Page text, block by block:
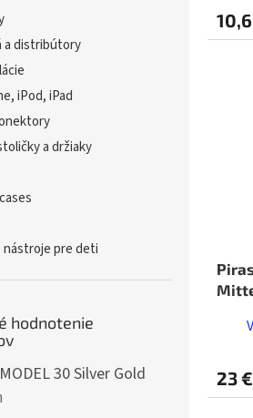
a distribútory
iPod, iPad
a držiaky
nástroje pre deti
hodnotenie
30 Silver Gold
produktu je 5 z 5 hviezdičiek.
23 €